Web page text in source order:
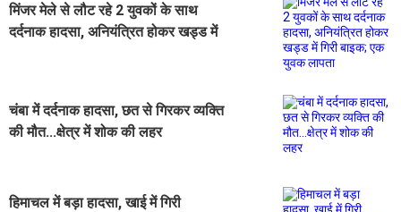
मिंजर मेले से लौट रहे 2 युवकों के साथ
दर्दनाक हादसा, अनियंत्रित होकर खड्ड में
चंबा में दर्दनाक हादसा, छत से गिरकर व्यक्ति
की मौत...क्षेत्र में शोक की लहर
हिमाचल में बड़ा हादसा, खाई में गिरी